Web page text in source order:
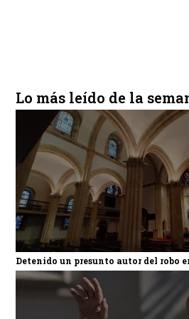
Lo más leído de la
Detenido un presunto autor del robo